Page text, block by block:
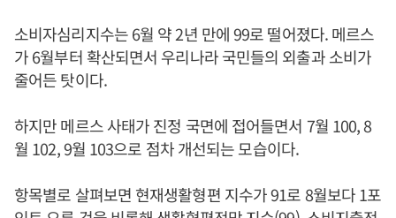
소비자심리지수는 6월 약 2년 만에 99로 떨어졌다. 메르스
가 6월부터 확산되면서 우리나라 국민들의 외출과 소비가
줄어든 탓이다.
하지만 메르스 사태가 진정 국면에 접어들면서 7월 100, 8
월 102, 9월 103으로 점차 개선되는 모습이다.
항목별로 살펴보면 현재생활형편 지수가 91로 8월보다 1포